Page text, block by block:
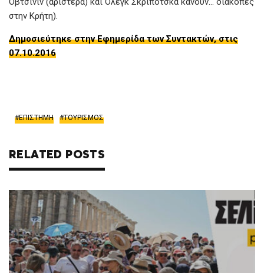
στην Κρήτη).
Δημοσιεύτηκε στην Εφημερίδα των Συντακτών, στις
07.10.2016
ΕΠΙΣΤΗΜΗ ΤΟΥΡΙΣΜΟΣ
RELATED POSTS